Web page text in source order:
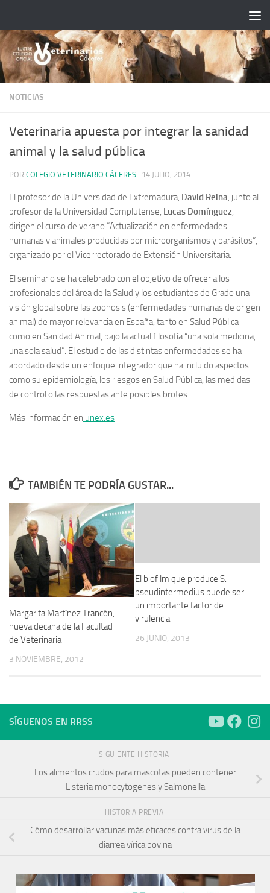
NOTICIAS
Veterinaria apuesta por integrar la sanidad
animal y la salud pública
POR COLEGIO VETERINARIO CÁCERES · 14 JULIO, 2014
El profesor de la Universidad de Extremadura, David Reina , junto al
profesor de la Universidad Complutense, Lucas Domínguez
dirigen el curso de verano “Actualización en enfermedades
humanas y animales producidas por microorganismos y parásitos”,
organizado por el Vicerrectorado de Extensión Universitaria.
El seminario se ha celebrado con el objetivo de ofrecer a los
profesionales del área de la Salud y los estudiantes de Grado una
visión global sobre las zoonosis (enfermedades humanas de origen
animal) de mayor relevancia en España, tanto en Salud Pública
como en Sanidad Animal, bajo la actual filosofía “una sola medicina,
una sola salud”. El estudio de las distintas enfermedades se ha
abordado desde un enfoque integrador que ha incluido aspectos
como su epidemiología, los riesgos en Salud Pública, las medidas
de control o las respuestas ante posibles brotes.
Más información en unex.es
TAMBIÉN TE PODRÍA GUSTAR...
Margarita Martínez Trancón,
nueva decana de la Facultad
de Veterinaria
3 NOVIEMBRE, 2012
El biofilm que produce S.
pseudintermedius puede ser
un importante factor de
virulencia
26 JUNIO, 2013
SÍGUENOS EN RRSS
SIGUIENTE HISTORIA
Los alimentos crudos para mascotas pueden contener
Listeria monocytogenes y Salmonella
HISTORIA PREVIA
Cómo desarrollar vacunas más eficaces contra virus de la
diarrea vírica bovina